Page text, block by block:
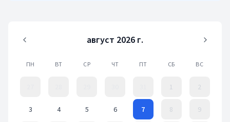
август 2026 г.
ПН ВТ СР ЧТ ПТ СБ ВС
1 2
3 4 5 6 7 8 9